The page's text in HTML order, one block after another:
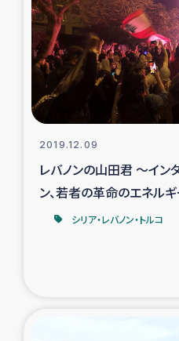
トルコ・シリ
デニヤヤ小規
コーヒ
ベイルート大規
2019.12.09
レバノンの山田君 ～イン
ン、若者の革命のエネル
シリア・レバノン・トルコ